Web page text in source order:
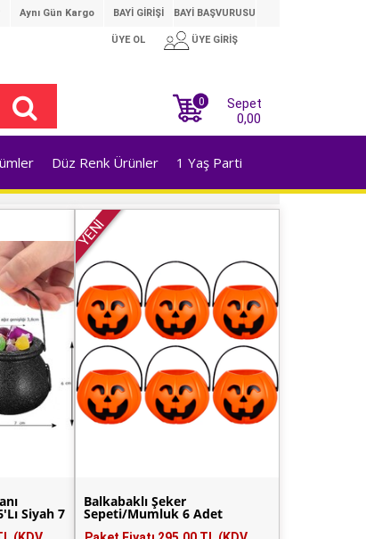
Aynı Gün Kargo BAYİ GİRİŞİ BAYİ BAŞVURUSU
ÜYE GİRİŞ
ÜYE OL
Sepet
0
0,00
Düz Renk Ürünler 1 Yaş Parti
Siyah 7
YENİ
Balkabaklı Şeker
Sepeti/Mumluk 6 Adet